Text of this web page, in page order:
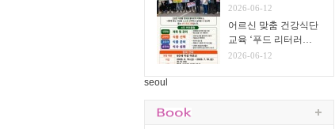
실시
2026-06-12
어르신 맞춤 건강식단
교육 ‘푸드 리터러시
클래스’ 운영
2026-06-12
seoul